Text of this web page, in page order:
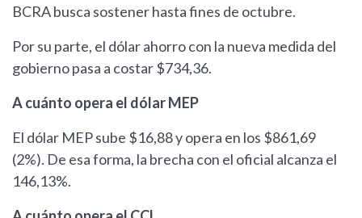
BCRA busca sostener hasta fines de octubre.
Por su parte, el dólar ahorro con la nueva medida del
gobierno pasa a costar $734,36.
A cuánto opera el dólar MEP
El dólar MEP sube $16,88 y opera en los $861,69
(2%). De esa forma, la brecha con el oficial alcanza el
146,13%.